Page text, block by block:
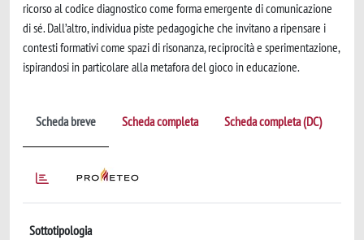
ricorso al codice diagnostico come forma emergente di comunicazione
di sé. Dall’altro, individua piste pedagogiche che invitano a ripensare i
contesti formativi come spazi di risonanza, reciprocità e sperimentazione,
ispirandosi in particolare alla metafora del gioco in educazione.
Scheda breve Scheda completa Scheda completa (DC)
Sottotipologia